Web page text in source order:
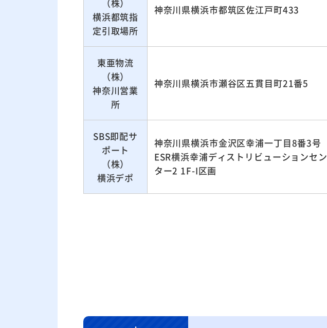
（株）
横浜都筑指
定引取場所
神奈川県横浜市都筑区佐江戸町433
東亜物流
（株）
神奈川営業
所
神奈川県横浜市瀬谷区五貫目町21番5
SBS即配サ
ポート
（株）
横浜デポ
神奈川県横浜市金沢区幸浦一丁目8番3号
ESR横浜幸浦ディストリビューションセン
ター2 1F-I区画